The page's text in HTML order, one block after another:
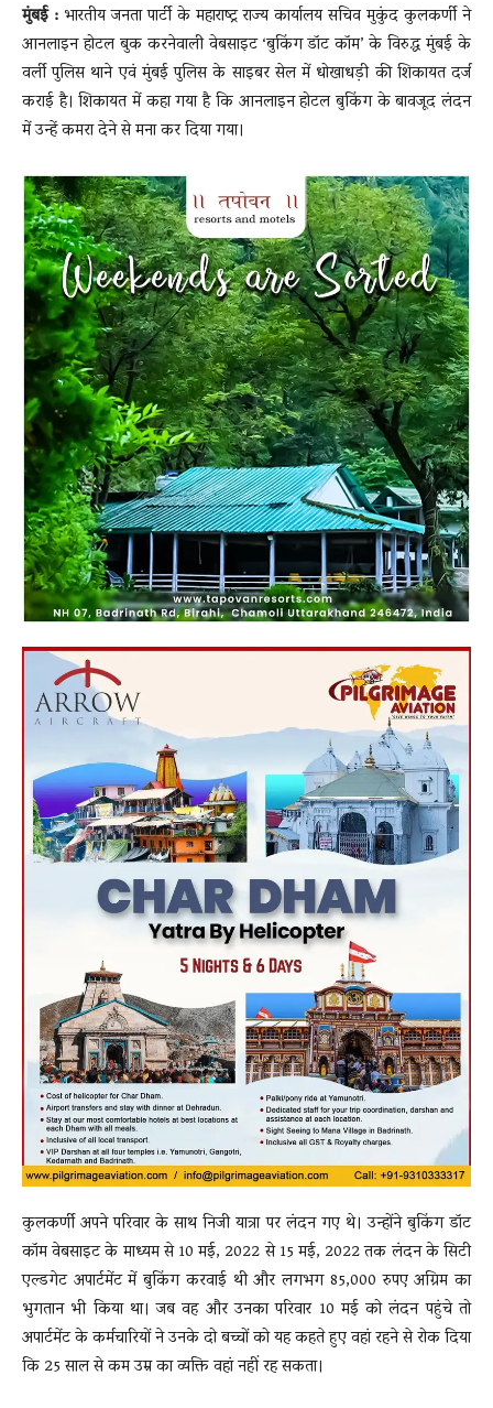
मुंबई :भारतीय जनता पार्टी के महाराष्ट्र राज्य कार्यालय सचिव मुकुंद कुलकर्णी ने
आनलाइन होटल बुक करनेवाली वेबसाइट ‘बुकिंग डॉट कॉम’ के विरुद्ध मुंबई के
वर्ली पुलिस थाने एवं मुंबई पुलिस के साइबर सेल में धोखाधड़ी की शिकायत दर्ज
कराई है। शिकायत में कहा गया है कि आनलाइन होटल बुकिंग के बावजूद लंदन
में उन्हें कमरा देने से मना कर दिया गया।
कुलकर्णी अपने परिवार के साथ निजी यात्रा पर लंदन गए थे। उन्होंने बुकिंग डॉट
कॉम वेबसाइट के माध्यम से 10 मई, 2022 से 15 मई, 2022 तक लंदन के सिटी
एल्डगेट अपार्टमेंट में बुकिंग करवाई थी और लगभग 85,000 रुपए अग्रिम का
भुगतान भी किया था। जब वह और उनका परिवार 10 मई को लंदन पहुंचे तो
अपार्टमेंट के कर्मचारियों ने उनके दो बच्चों को यह कहते हुए वहां रहने से रोक दिया
कि 25 साल से कम उम्र का व्यक्ति वहां नहीं रह सकता।